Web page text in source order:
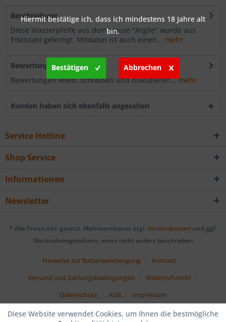
Beschreibung
Diese Wasserpfeife aus dem Hause "Argile" wurde aus
Edelstahl gefertigt. Mitdabei ist auch einen... mehr
Bewertungen
0
Bewertungen lesen, schreiben und diskutieren...mehr
Kunden haben sich ebenfalls angesehen
Service Hotline
Shop Service
Informationen
Newsletter
* Alle Preise inkl. gesetzl. Mehrwertsteuer zzgl. Versandkosten und ggf.
Nachnahmegebühren, wenn nicht anders beschrieben
Hinweise zur Batterieentsorgung
Kontakt
Versand und Zahlungsbedingungen
Widerrufsrecht
Datenschutz
AGB Impressum
Diese Website verwendet Cookies, um Ihnen die bestmögliche
Hiermit bestätige ich, dass ich mindestens 18 Jahre alt
bin.
Bestätigen Abbrechen